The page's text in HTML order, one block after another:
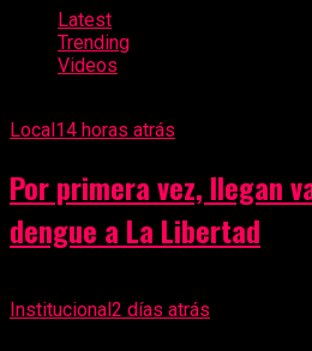
Latest
Trending
Videos
Local14 horas atrás
Por primera vez, llegan
dengue a La Libertad
Institucional2 días atrás